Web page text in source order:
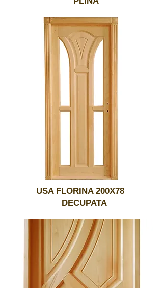
USA FLORINA 200X78
DECUPATA